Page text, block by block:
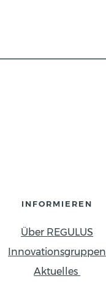
INFORMIEREN
Über REGULUS
Innovationsgruppen
Aktuelles